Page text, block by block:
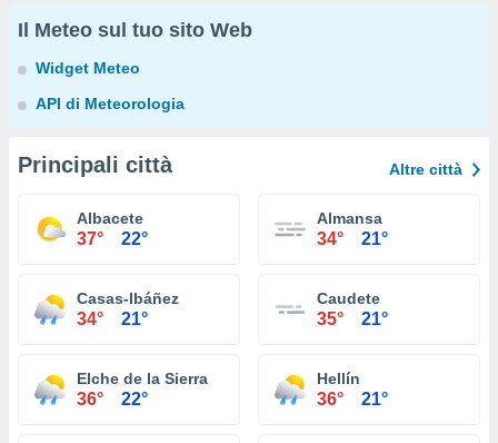
Il Meteo sul tuo sito Web
Widget Meteo
API di Meteorologia
Principali città Altre città
Albacete
37° 22°
Almansa
34° 21°
Casas-Ibáñez
34° 21°
Caudete
35° 21°
Elche de la Sierra
36° 22°
Hellín
36° 21°